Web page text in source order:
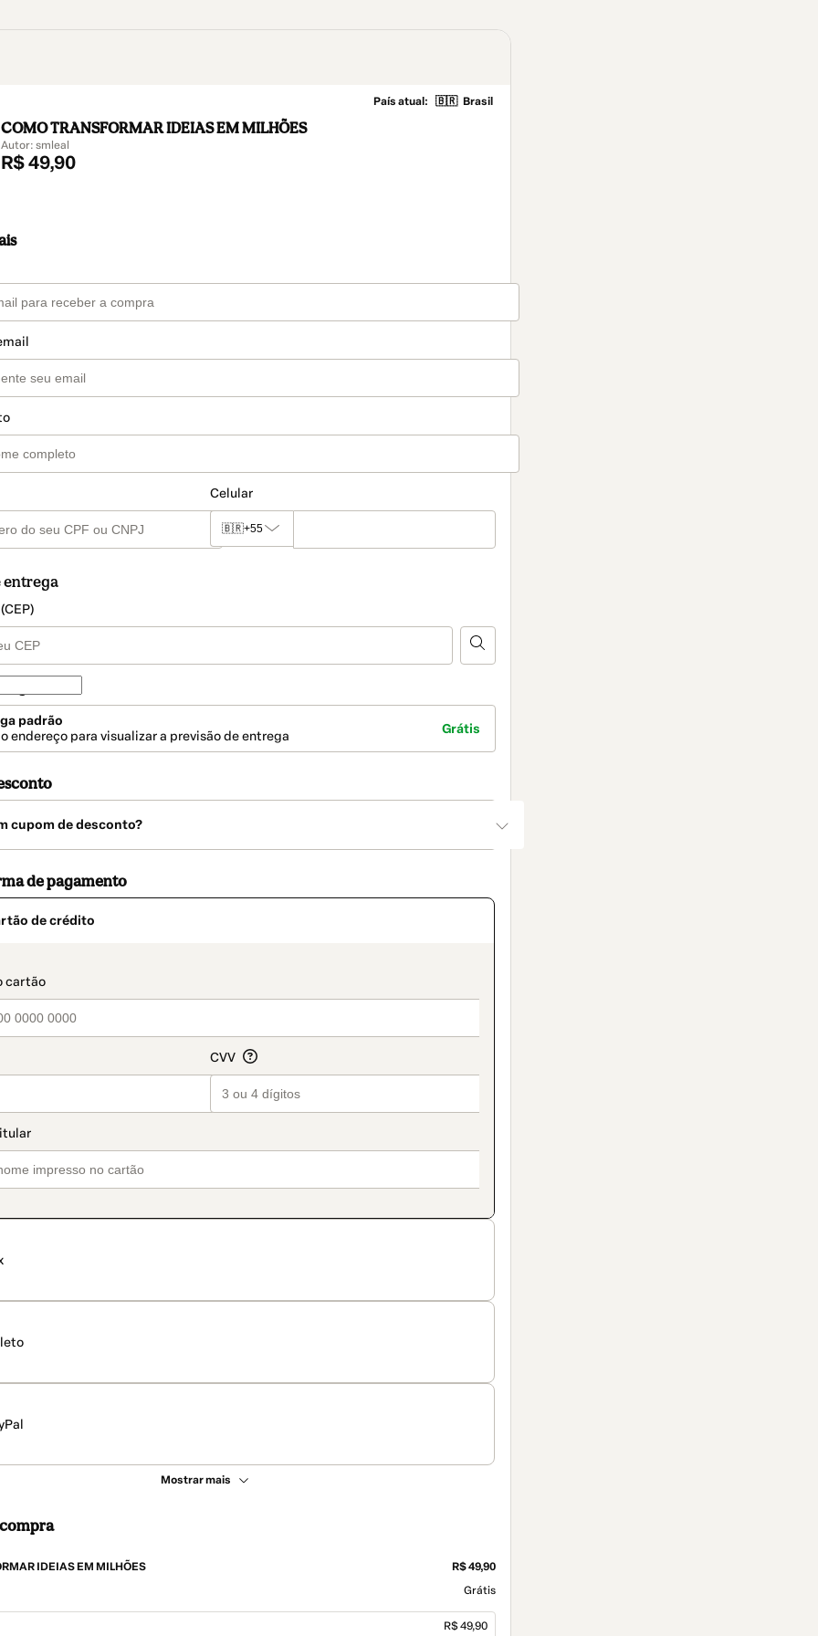
País atual: 🇧🇷 Brasil
COMO TRANSFORMAR IDEIAS EM MILHÕES
Autor: smleal
R$ 49,90
Celular
🇧🇷+55
entrega
padrão
endereço para visualizar a previsão de entrega
Grátis
cupom de desconto?
de pagamento
de crédito
Mostrar mais
IDEIAS EM MILHÕES
R$ 49,90
Grátis
R$ 49,90